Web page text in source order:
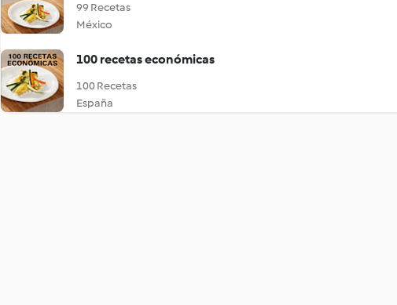
99 Recetas
México
100 recetas económicas
100 Recetas
España